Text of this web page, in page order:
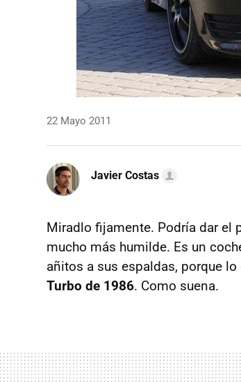
22 Mayo 2011
Javier Costas
Miradlo fijamente. Podría dar el
mucho más humilde. Es un
añitos a sus espaldas, porque
Turbo de 1986. Como suena.